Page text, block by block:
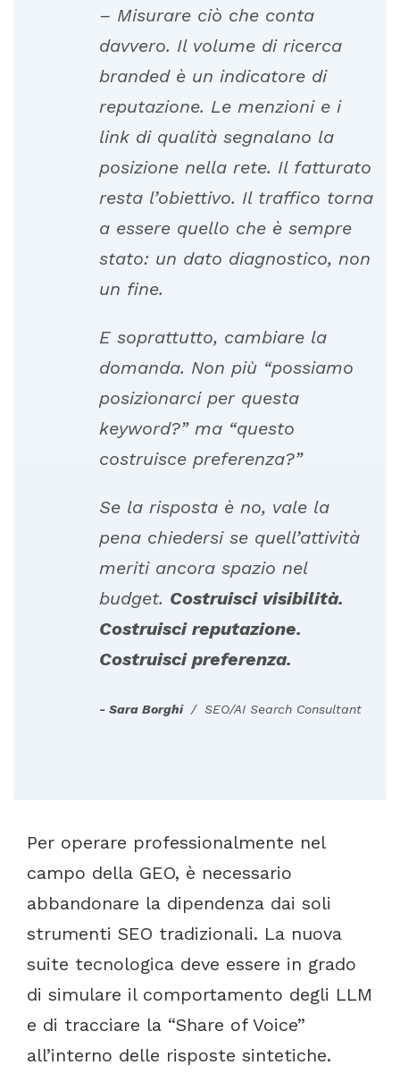
– Misurare ciò che conta
davvero. Il volume di ricerca
branded è un indicatore di
reputazione. Le menzioni e i
link di qualità segnalano la
posizione nella rete. Il fatturato
resta l’obiettivo. Il traffico torna
a essere quello che è sempre
stato: un dato diagnostico, non
un fine.
E soprattutto, cambiare la
domanda. Non più “possiamo
posizionarci per questa
keyword?” ma “questo
costruisce preferenza?”
Se la risposta è no, vale la
pena chiedersi se quell’attività
meriti ancora spazio nel
budget. Costruisci visibilità.
Costruisci reputazione.
Costruisci preferenza.
Sara Borghi SEO/AI Search Consultant
Per operare professionalmente nel
campo della GEO, è necessario
abbandonare la dipendenza dai soli
strumenti SEO tradizionali. La nuova
suite tecnologica deve essere in grado
di simulare il comportamento degli LLM
e di tracciare la “Share of Voice”
all’interno delle risposte sintetiche.